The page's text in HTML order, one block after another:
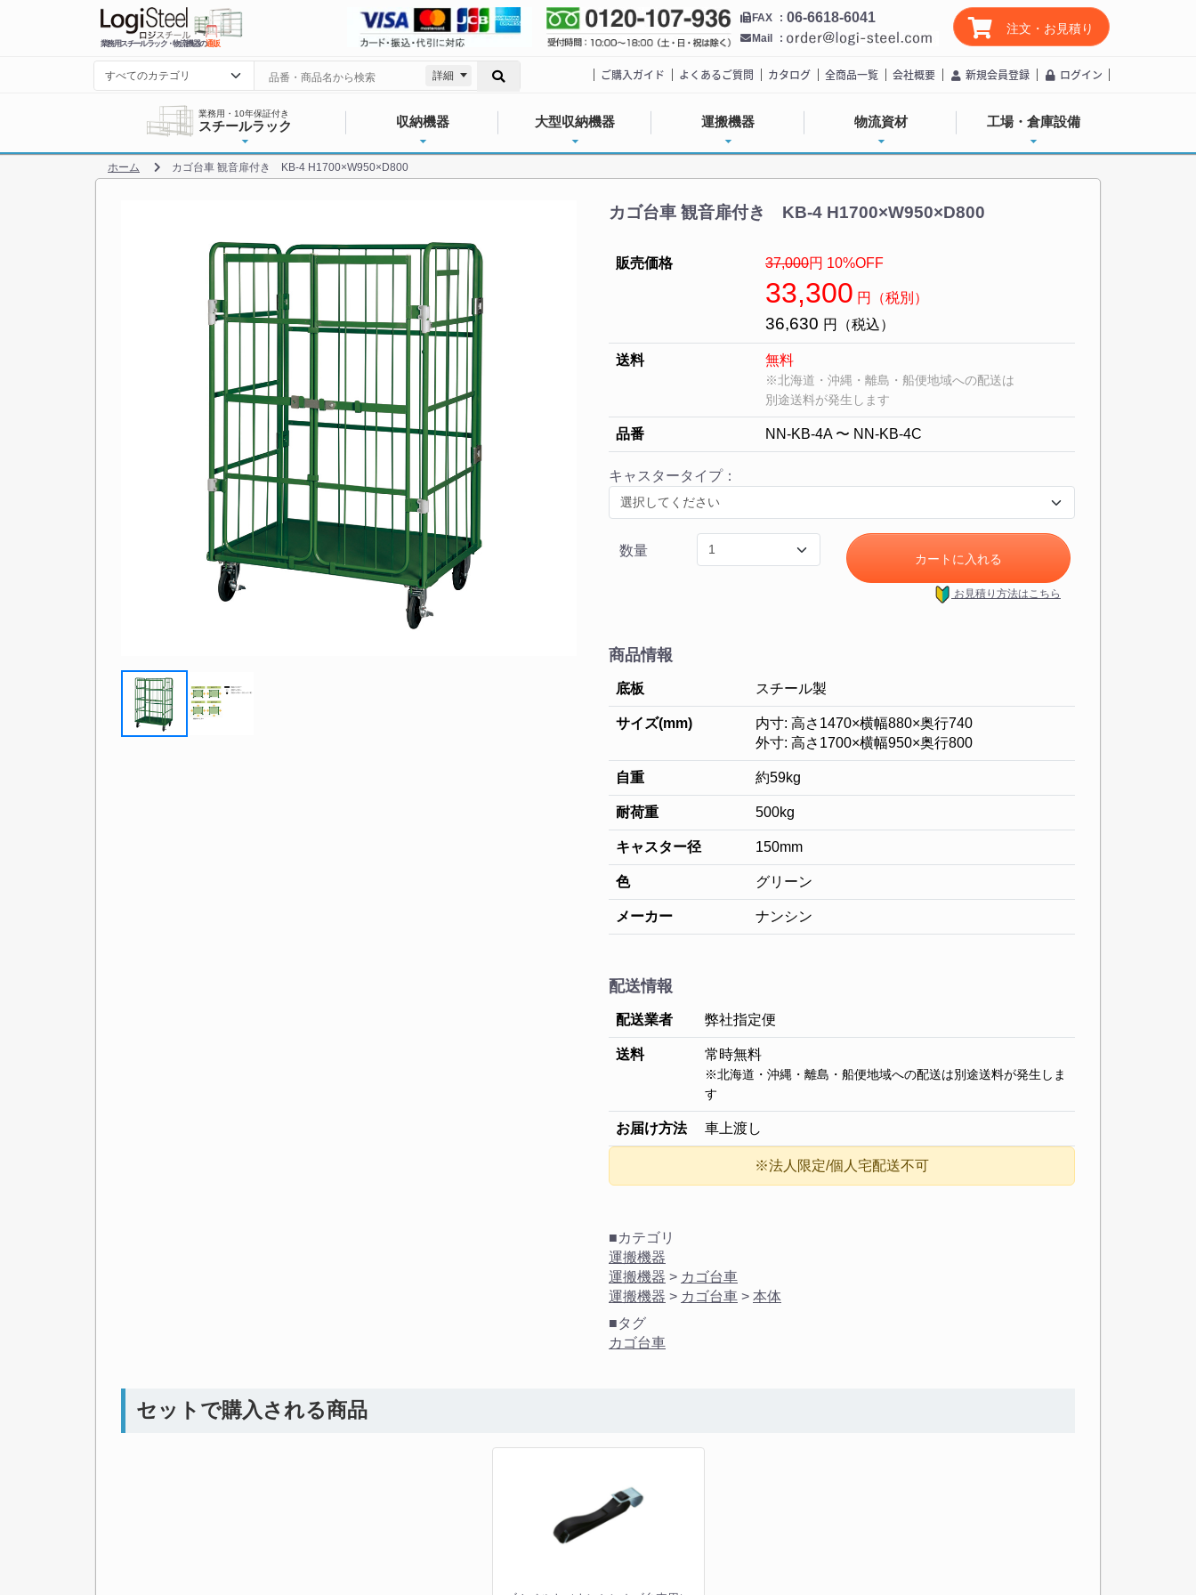
業務用スチールラック・物流機器の通販
詳細
FAX 06-6618-6041
Mail
注文・お見積り
ご購入ガイド よくあるご質問 カタログ 全商品一覧 会社概要 新規会員登録 ログイン
業務用・10年保証付き
スチールラック 収納機器 大型収納機器 運搬機器 物流資材 工場・倉庫設備
ホーム カゴ台車 観音扉付き KB-4 H1700×W950×D800
カゴ台車 観音扉付き KB-4 H1700×W950×D800
販売価格 37,000円 10%OFF
33,300 円（税別）
36,630 円（税込）
送料 無料
※北海道・沖縄・離島・船便地域への配送は
別途送料が発生します
品番 NN-KB-4A 〜 NN-KB-4C
キャスタータイプ：
数量
カートに入れる
お見積り方法はこちら
商品情報
底板 スチール製
サイズ(mm)
内寸: 高さ1470×横幅880×奥行740
外寸: 高さ1700×横幅950×奥行800
自重 約59kg
耐荷重 500kg
キャスター径 150mm
色 グリーン
メーカー ナンシン
配送情報
配送業者 弊社指定便
送料 常時無料
※北海道・沖縄・離島・船便地域への配送は別途送料が発生しま
す
お届け方法 車上渡し
※法人限定/個人宅配送不可
■カテゴリ
運搬機器
運搬機器 > カゴ台車
運搬機器 > カゴ台車 > 本体
■タグ
カゴ台車
セットで購入される商品